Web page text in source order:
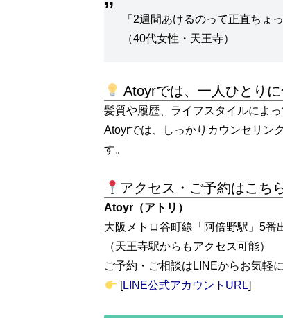
「2週間あけるのって正直ちょ
（40代女性・天王寺）
Atoyrでは、一人ひとり
髪質や履歴、ライフスタイルによ
Atoyrでは、しっかりカウンセリン
す。
アクセス・ご予約はこち
Atoyr（アトリ）
大阪メトロ谷町線「阿倍野駅」5番
（天王寺駅からもアクセス可能）
ご予約・ご相談はLINEからお気軽
[LINE公式アカウントURL]